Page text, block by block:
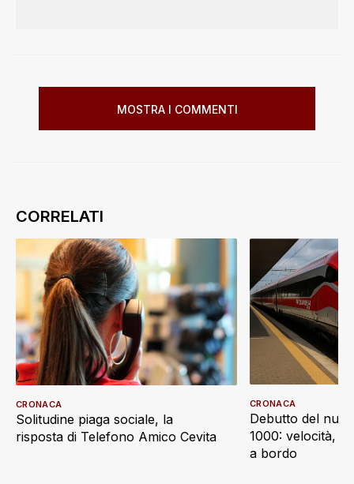
MOSTRA I COMMENTI
Solitudine piaga sociale, la
risposta di Telefono Amico Cevita
CRONACA
Debutto del
1000: velocità,
a bordo
CRONACA